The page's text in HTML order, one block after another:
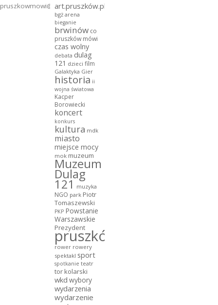
pruszkowmowi@gmail.com
art.pruszków.pl
bgż arena
bieganie
brwinów co
pruszków mówi
czas wolny
debata dulag
121 dzieci film
Galaktyka Gier
historia ii
wojna światowa
Kacper
Borowiecki
koncert
konkurs
kultura mdk
miasto
miejsce mocy
mok muzeum
Muzeum
Dulag
121 muzyka
NGO park Piotr
Tomaszewski
PKP Powstanie
Warszawskie
Prezydent
pruszków
rower rowery
spektakl sport
spotkanie teatr
tor kolarski
wkd wybory
wydarzenia
wydarzenie